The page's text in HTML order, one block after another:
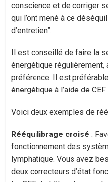
conscience et de corriger
qui l’ont mené à ce
d’entretien”.
Il est conseillé de faire la
énergétique régulièrement,
préférence. Il est
énergétique à l’aide de
Voici deux exemples de
Rééquilibrage croisé :
fonctionnement des
lymphatique. Vous avez
deux correcteurs d’état